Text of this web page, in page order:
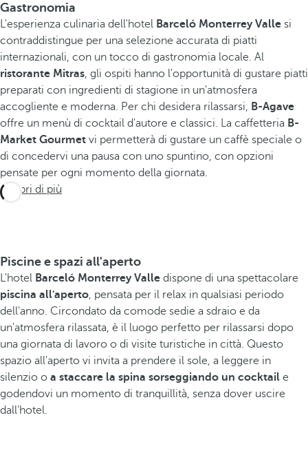
Gastronomia
L'esperienza culinaria dell'hotel Barceló Monterrey Valle si
contraddistingue per una selezione accurata di piatti
internazionali, con un tocco di gastronomia locale. Al
ristorante Mitras, gli ospiti hanno l'opportunità di gustare piatti
preparati con ingredienti di stagione in un'atmosfera
accogliente e moderna. Per chi desidera rilassarsi, B-Agave
offre un menù di cocktail d'autore e classici. La caffetteria B-
Market Gourmet vi permetterà di gustare un caffè speciale o
di concedervi una pausa con uno spuntino, con opzioni
pensate per ogni momento della giornata.
Scopri di più
Piscine e spazi all'aperto
L'hotel Barceló Monterrey Valle dispone di una spettacolare
piscina all'aperto, pensata per il relax in qualsiasi periodo
dell'anno. Circondato da comode sedie a sdraio e da
un'atmosfera rilassata, è il luogo perfetto per rilassarsi dopo
una giornata di lavoro o di visite turistiche in città. Questo
spazio all'aperto vi invita a prendere il sole, a leggere in
silenzio o a staccare la spina sorseggiando un cocktail e
godendovi un momento di tranquillità, senza dover uscire
dall'hotel.